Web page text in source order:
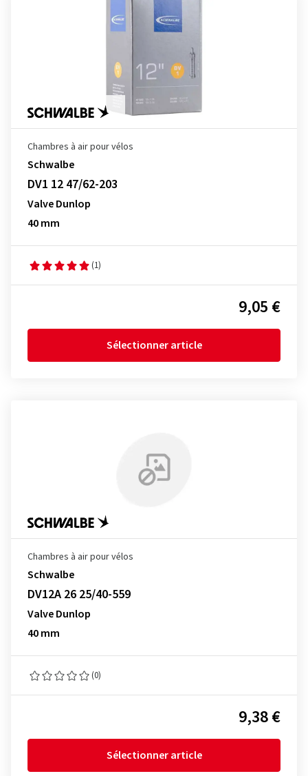
Chambres à air pour vélos
Schwalbe
DV1 12 47/62-203
Valve Dunlop
40 mm
(1)
9,05 €
Sélectionner article
Chambres à air pour vélos
Schwalbe
DV12A 26 25/40-559
Valve Dunlop
40 mm
(0)
9,38 €
Sélectionner article